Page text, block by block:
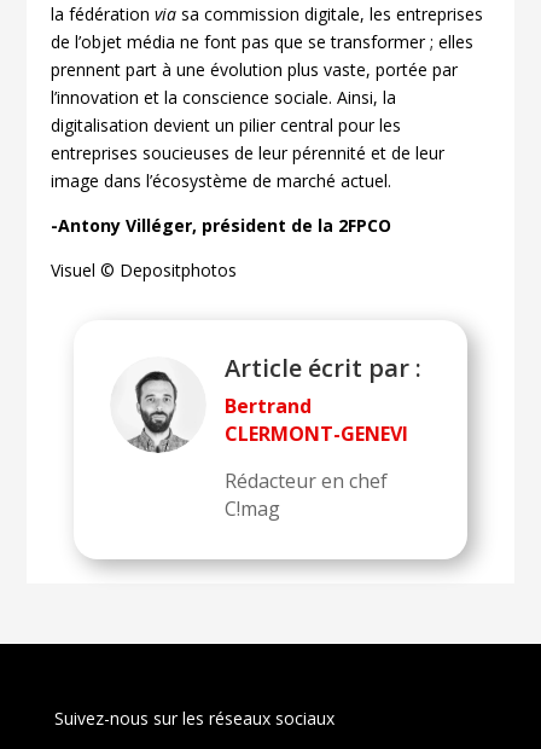
la fédérationvia sa commission digitale, les entreprises
de l’objet média ne font pas que se transformer ; elles
prennent part à une évolution plus vaste, portée par
l’innovation et la conscience sociale. Ainsi, la
digitalisation devient un pilier central pour les
entreprises soucieuses de leur pérennité et de leur
image dans l’écosystème de marché actuel.
-Antony Villéger, président de la 2FPCO
Visuel © Depositphotos
Article écrit par :
Bertrand
CLERMONT-GENEVI
Rédacteur en chef
C!mag
Suivez-nous sur les réseaux sociaux